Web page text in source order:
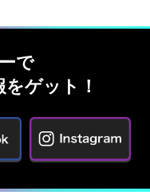
で
ゲット！